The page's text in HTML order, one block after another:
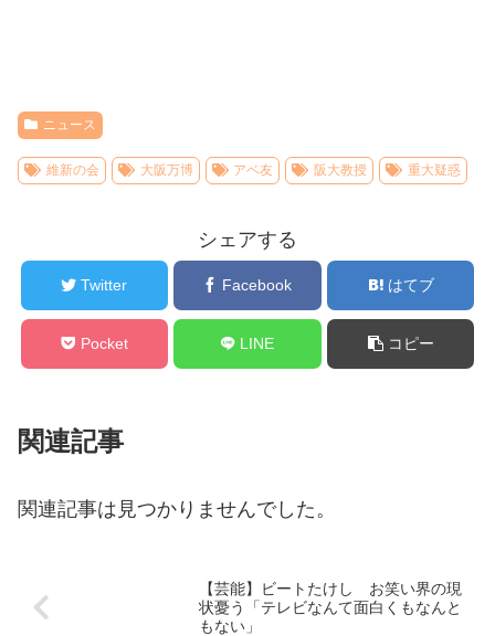
ニュース
維新の会 大阪万博 アベ友 阪大教授 重大疑惑
シェアする
Twitter Facebook はてブ
Pocket LINE コピー
関連記事
関連記事は見つかりませんでした。
【芸能】ビートたけし お笑い界の現
状憂う「テレビなんて面白くもなんと
もない」